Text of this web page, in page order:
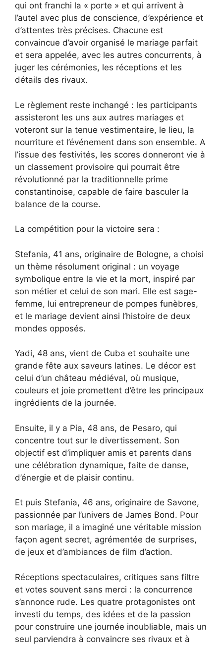
qui ont franchi la « porte » et qui arrivent à
l’autel avec plus de conscience, d’expérience et
d’attentes très précises. Chacune est
convaincue d’avoir organisé le mariage parfait
et sera appelée, avec les autres concurrents, à
juger les cérémonies, les réceptions et les
détails des rivaux.
Le règlement reste inchangé : les participants
assisteront les uns aux autres mariages et
voteront sur la tenue vestimentaire, le lieu, la
nourriture et l’événement dans son ensemble. A
l’issue des festivités, les scores donneront vie à
un classement provisoire qui pourrait être
révolutionné par la traditionnelle prime
constantinoise, capable de faire basculer la
balance de la course.
La compétition pour la victoire sera :
Stefania, 41 ans, originaire de Bologne, a choisi
un thème résolument original : un voyage
symbolique entre la vie et la mort, inspiré par
son métier et celui de son mari. Elle est sage-
femme, lui entrepreneur de pompes funèbres,
et le mariage devient ainsi l’histoire de deux
mondes opposés.
Yadi, 48 ans, vient de Cuba et souhaite une
grande fête aux saveurs latines. Le décor est
celui d’un château médiéval, où musique,
couleurs et joie promettent d’être les principaux
ingrédients de la journée.
Ensuite, il y a Pia, 48 ans, de Pesaro, qui
concentre tout sur le divertissement. Son
objectif est d’impliquer amis et parents dans
une célébration dynamique, faite de danse,
d’énergie et de plaisir continu.
Et puis Stefania, 46 ans, originaire de Savone,
passionnée par l’univers de James Bond. Pour
son mariage, il a imaginé une véritable mission
façon agent secret, agrémentée de surprises,
de jeux et d’ambiances de film d’action.
Réceptions spectaculaires, critiques sans filtre
et votes souvent sans merci : la concurrence
s’annonce rude. Les quatre protagonistes ont
investi du temps, des idées et de la passion
pour construire une journée inoubliable, mais un
seul parviendra à convaincre ses rivaux et à